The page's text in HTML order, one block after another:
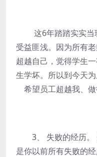
这6年踏踏实实当
受益匪浅。因为所有
超越自己，觉得学生
生学坏。所以到今天
希望员工超越我、
3、 失败的经历。
是你以前所有失败的